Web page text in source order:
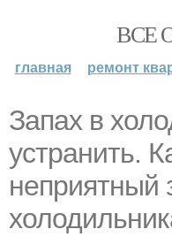
ВСЕ
главная ремонт
Запах в
устранить.
неприятный